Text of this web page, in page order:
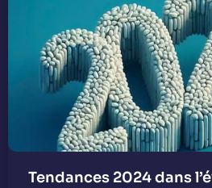
Tendances 2024 dans